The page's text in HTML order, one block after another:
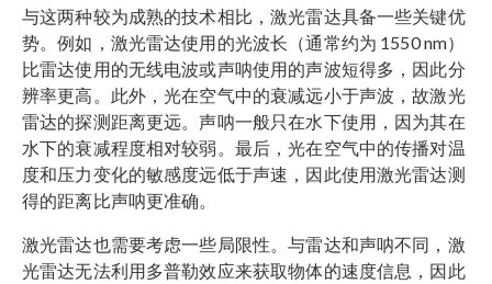
与这两种较为成熟的技术相比，激光雷达具备一些关键优
势。例如，激光雷达使用的光波长（通常约为 1550 nm）
比雷达使用的无线电波或声呐使用的声波短得多，因此分
辨率更高。此外，光在空气中的衰减远小于声波，故激光
雷达的探测距离更远。声呐一般只在水下使用，因为其在
水下的衰减程度相对较弱。最后，光在空气中的传播对温
度和压力变化的敏感度远低于声速，因此使用激光雷达测
得的距离比声呐更准确。
激光雷达也需要考虑一些局限性。与雷达和声呐不同，激
光雷达无法利用多普勒效应来获取物体的速度信息，因此